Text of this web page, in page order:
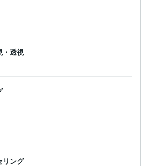
・透視
リング